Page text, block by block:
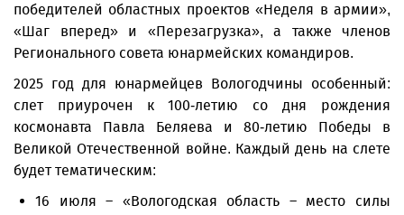
победителей областных проектов «Неделя в армии»,
«Шаг вперед» и «Перезагрузка», а также членов
Регионального совета юнармейских командиров.
2025 год для юнармейцев Вологодчины особенный:
слет приурочен к 100-летию со дня рождения
космонавта Павла Беляева и 80-летию Победы в
Великой Отечественной войне. Каждый день на слете
будет тематическим:
16 июля – «Вологодская область – место силы